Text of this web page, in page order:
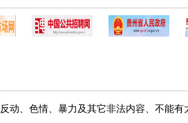
动、色情、暴力及其它非法内容、不能